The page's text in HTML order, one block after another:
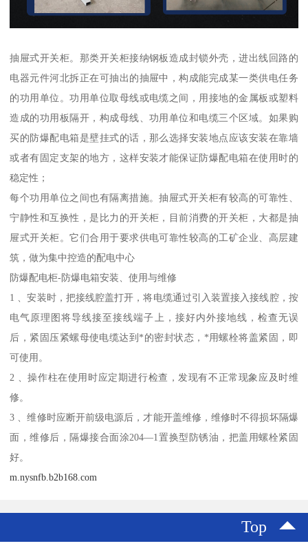
抽屉式开关柜。那类开关柜接纳钢板造成封锁外壳，进出线回路的
电器元件河北拆正在可抽出的抽屉中，构成能完成某一类供电任务
的功用单位。功用单位取母线或电缆之间，用接地的金属板或塑料
造成的功用板隔开，构成母线、功用单位和电缆三个区域。如果购
买的防爆配电箱是壁挂式的话，那么选择安装地点应该安装在靠墙
或者有固定支架的地方，这样安装才能保证防爆配电箱在使用时的
稳定性；
每个功用单位之间也有隔离措施。抽屉式开关柜有较高的可靠性、
宁静性和互换性，是比力的开关柜，目前消费的开关柜，大都是抽
屉式开关柜。它们合用于要求供电可靠性较高的工矿企业、高层建
筑，做为集中控造的配电中心
防爆配电柜-防爆电箱安装、使用与维修
1 、安装时，把接线腔盖打开，将电缆通过引入装置接入接线腔，按
电气原理图将导线接至接线端子上，接好内外接地线，检查无误
后，紧固压紧螺母使电缆达到*的密封状态，*用螺栓将盖紧固，即
可使用。
2 、操作柱在使用时应定期进行检查，发现有不正常现象应及时维
修。
3 、维修时应断开前级电源后，才能开盖维修，维修时不得损坏隔爆
面，维修后，隔爆接合面涂204—1置换型防锈油，把盖用螺栓紧固
好。
m.nysnfb.b2b168.com
Top